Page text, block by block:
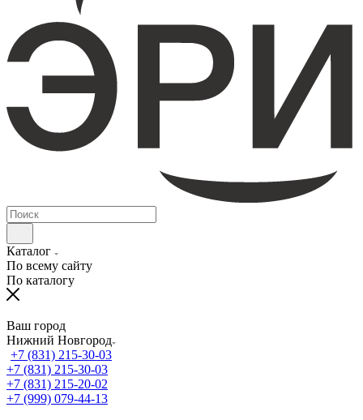
Каталог
По всему сайту
По каталогу
Ваш город
Нижний Новгород
+7 (831) 215-30-03
+7 (831) 215-30-03
+7 (831) 215-20-02
+7 (999) 079-44-13